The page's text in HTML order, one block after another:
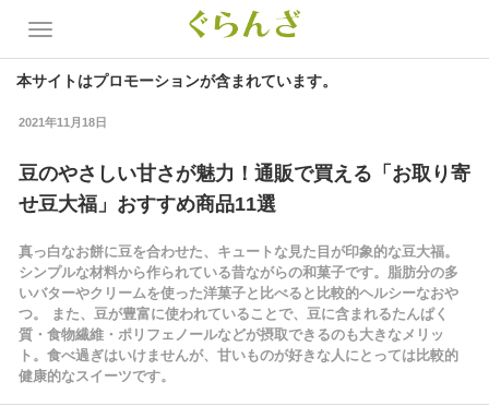
本サイトはプロモーションが含まれています。
2021年11月18日
豆のやさしい甘さが魅力！通販で買える「お取り寄
せ豆大福」おすすめ商品11選
真っ白なお餅に豆を合わせた、キュートな見た目が印象的な豆大福。
シンプルな材料から作られている昔ながらの和菓子です。脂肪分の多
いバターやクリームを使った洋菓子と比べると比較的ヘルシーなおや
つ。 また、豆が豊富に使われていることで、豆に含まれるたんぱく
質・食物繊維・ポリフェノールなどが摂取できるのも大きなメリッ
ト。食べ過ぎはいけませんが、甘いものが好きな人にとっては比較的
健康的なスイーツです。